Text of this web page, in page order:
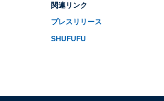
関連リンク
プレスリリース
SHUFUFU